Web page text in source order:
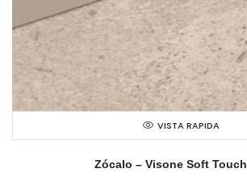
VISTA RAPIDA
Zócalo – Visone Soft Touch